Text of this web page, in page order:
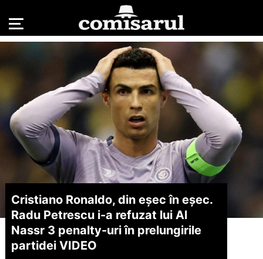
Cristiano Ronaldo, din eșec în eșec.
Radu Petrescu i-a refuzat lui Al
Nassr 3 penalty-uri în prelungirile
partidei VIDEO